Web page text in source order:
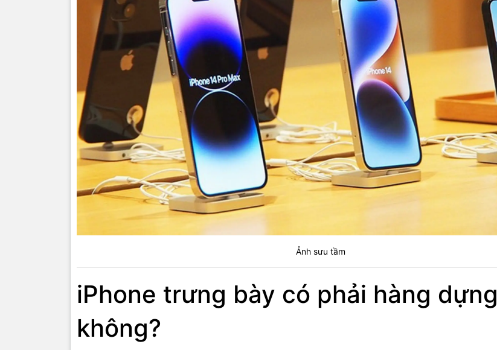
Ảnh sưu tầm
iPhone trưng bày có phải hàng dựng
không?